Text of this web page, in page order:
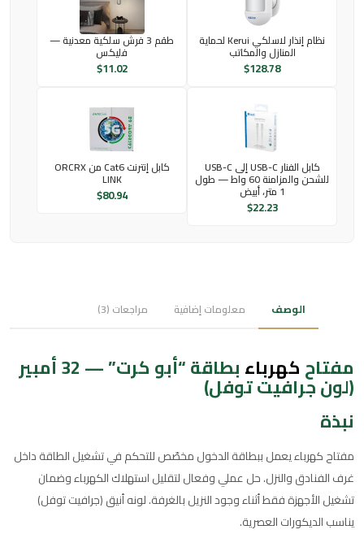
نظام إنذار لاسلكي Kerui لحماية
المنازل والمكاتب
$128.78
طقم 3 فرش سلكية معدنية —
فليكس
$11.02
كابل الفنار USB-C إلى USB-C
للشحن والمزامنة 60 واط — طول
1 متر، أبيض
$22.23
كابل إنترنت Cat6 من ORCRX
LINK
$80.94
الوصف معلومات إضافية مراجعات (3)
مفتاحكهرباء بطاقة “أبو كرت” — 32 أمبير
(لون جرافيت توفل)
نبذة
مفتاح كهرباء يعمل ببطاقة الدخول مخصّص للتحكم في تشغيل الطاقة داخل
غرف الفنادق والنزل. حل عملي وفعال لتقليل استهلاك الكهرباء وضمان
تشغيل الأجهزة فقط أثناء وجود النزيل بالغرفة. لونه أنيق (جرافيت توفل)
يناسب الديكورات العصرية.